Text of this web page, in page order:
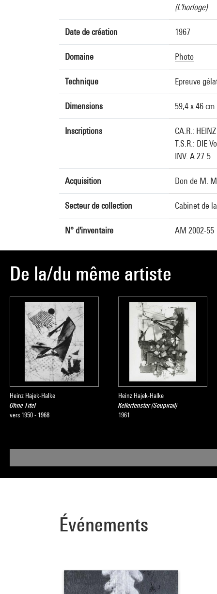
(L'horloge)
Date de création 1967
Domaine Photo
Technique Epreuve
Dimensions 59,4 x 46 cm
Inscriptions
CA.R.:
T.S.R.: DIE
INV. A 27-5
Acquisition Don de M.
Secteur de collection Cabinet de
N° d'inventaire AM 2002-55
De la/du même artiste
Heinz Hajek-Halke
Ohne Titel
vers 1950 - 1968
Heinz Hajek-Halke
Kellerfenster (Soupirail)
1961
Événements